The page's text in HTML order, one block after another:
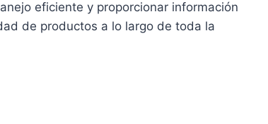
eficiente y proporcionar información
de productos a lo largo de toda la